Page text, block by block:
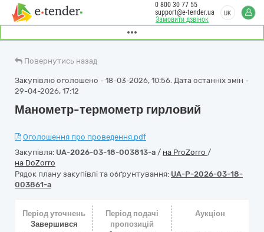
Замовити дзвінок
0 800 30 77 55
support@e-tender.ua
UK
Повернутись назад
Закупівлю оголошено - 18-03-2026, 10:56. Дата останніх змін -
29-04-2026, 17:12
Манометр-термометр гирловий
Оголошення про проведення.pdf
Закупівля: UA-2026-03-18-003813-a / на ProZorro /
на DoZorro
Рядок плану закупівлі та обґрунтування: UA-P-2026-03-18-
003861-a
Період уточнень
Завершився
Період подачі
пропозицій
Аукціон